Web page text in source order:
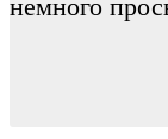
немного